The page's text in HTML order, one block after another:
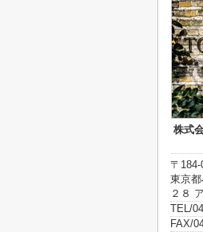
株式
〒184-
東京
２８
TEL/
FAX/